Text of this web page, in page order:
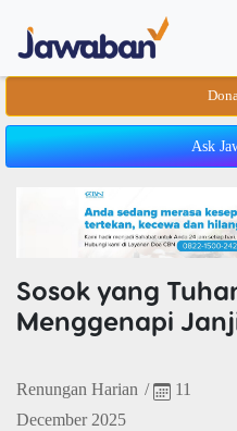
Ask
Sosok yang
Menggenapi
Renungan Harian /
11
December 2025